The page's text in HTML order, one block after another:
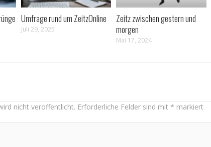
Umfrage rund um ZeitzOnline
Juli 29, 2025
Zeitz zwischen gestern und
morgen
Mai 17, 2024
nicht veröffentlicht. Erforderliche Felder sind mit * markiert